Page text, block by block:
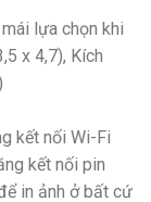
lựa chọn khi
x 4,7), Kích
kết nối Wi-Fi
kết nối pin
in ảnh ở bất cứ